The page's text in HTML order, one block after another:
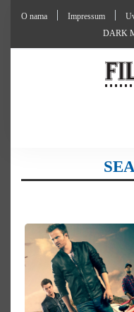
O nama Impressum
DARK